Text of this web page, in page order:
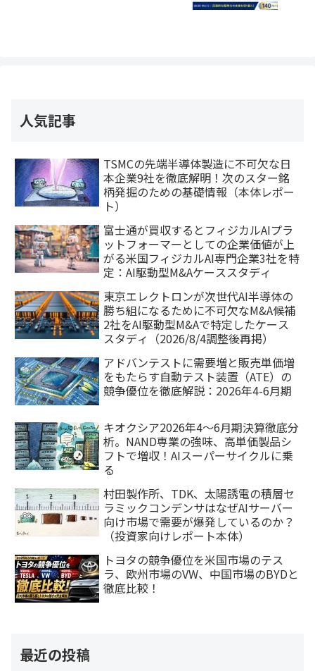
人気記事
TSMCの先端半導体製造に不可欠な日
本企業9社を徹底解明！次のスター銘
柄発掘のための基礎情報（本体レポー
ト）
富士通が買収するとフィジカルAIプラ
ットフォーマーとしての企業価値が上
がる米国フィジカルAI専門企業3社を特
定：AI駆動型M&Aケーススタディ
東京エレクトロンが次世代AI半導体の
勝ち組になるために不可欠なM&A候補
2社をAI駆動型M&Aで特定したケース
スタディ（2026/8/4調整後再掲）
アドバンテストに需要増と販売単価増
をもたらす自動テスト装置（ATE）の
競争優位を徹底解説：2026年4-6月期
キオクシア2026年4〜6月期決算徹底分
析。NAND専業の強味、高単価製品シ
フトで増収！AIスーパーサイクルに乗
る
村田製作所、TDK、太陽誘電の積層セ
ラミックコンデンサはなぜAIサーバー
向け市場で需要が爆発しているのか？
（投資家向けレポート本体）
トヨタの競争優位を米国市場のテス
ラ、欧州市場のVW、中国市場のBYDと
徹底比較！
最近の投稿